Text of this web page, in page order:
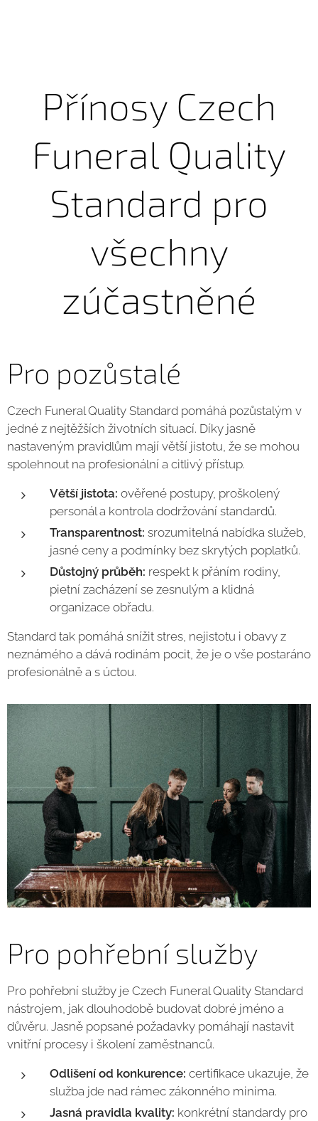
Přínosy Czech
Funeral Quality
Standard pro
všechny
zúčastněné
Pro pozůstalé
Czech Funeral Quality Standard pomáhá pozůstalým v
jedné z nejtěžších životních situací. Díky jasně
nastaveným pravidlům mají větší jistotu, že se mohou
spolehnout na profesionální a citlivý přístup.
Větší jistota: ověřené postupy, proškolený
personál a kontrola dodržování standardů.
Transparentnost: srozumitelná nabídka služeb,
jasné ceny a podmínky bez skrytých poplatků.
Důstojný průběh: respekt k přáním rodiny,
pietní zacházení se zesnulým a klidná
organizace obřadu.
Standard tak pomáhá snížit stres, nejistotu i obavy z
neznámého a dává rodinám pocit, že je o vše postaráno
profesionálně a s úctou.
Pro pohřební služby
Pro pohřební služby je Czech Funeral Quality Standard
nástrojem, jak dlouhodobě budovat dobré jméno a
důvěru. Jasně popsané požadavky pomáhají nastavit
vnitřní procesy i školení zaměstnanců.
Odlišení od konkurence: certifikace ukazuje, že
služba jde nad rámec zákonného minima.
Jasná pravidla kvality: konkrétní standardy pro